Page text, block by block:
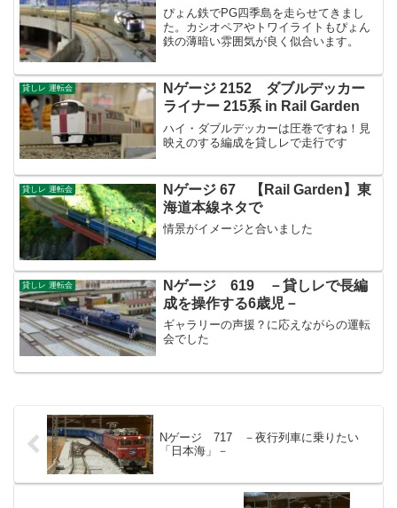
ぴょん鉄でPG四季島を走らせてきまし
た。カシオペアやトワイライトもぴょん
鉄の薄暗い雰囲気が良く似合います。
貸しレ 運転会
Nゲージ 2152 ダブルデッカー
ライナー 215系 in Rail Garden
ハイ・ダブルデッカーは圧巻ですね！見
映えのする編成を貸しレで走行です
貸しレ 運転会
Nゲージ 67 【Rail Garden】東
海道本線ネタで
情景がイメージと合いました
貸しレ 運転会
Nゲージ 619 －貸しレで長編
成を操作する6歳児－
ギャラリーの声援？に応えながらの運転
会でした
Nゲージ 717 －夜行列車に乗りたい
「日本海」－